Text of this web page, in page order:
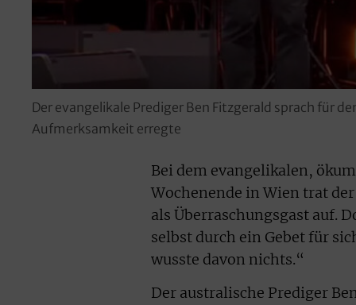
Der evangelikale Prediger Ben Fitzgerald sprach für
Aufmerksamkeit erregte
Bei dem evangelikalen,
Wochenende in Wien trat
als Überraschungsgast auf.
selbst durch ein Gebet für
wusste davon nichts.“
Der australische Prediger